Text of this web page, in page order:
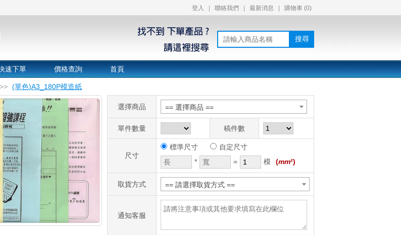
登入 聯絡我們 最新消息 購物車 (0)
搜尋
速下單 價格查詢 首頁
>> (單色)A3_180P模造紙
選擇商品 == 選擇商品 ==
單件數量 稿件數
尺寸
標準尺寸
自定尺寸
*
= 模 (mm²)
取貨方式 == 請選擇取貨方式 ==
通知客服